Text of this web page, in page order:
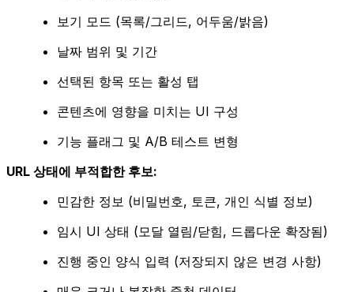
보기 모드 (목록/그리드, 어두움/밝음)
날짜 범위 및 기간
선택된 항목 또는 활성 탭
콘텐츠에 영향을 미치는 UI 구성
기능 플래그 및 A/B 테스트 변형
URL 상태에 부적합한 후보:
민감한 정보 (비밀번호, 토큰, 개인 식별 정보)
임시 UI 상태 (모달 열림/닫힘, 드롭다운 확장됨)
진행 중인 양식 입력 (저장되지 않은 변경 사항)